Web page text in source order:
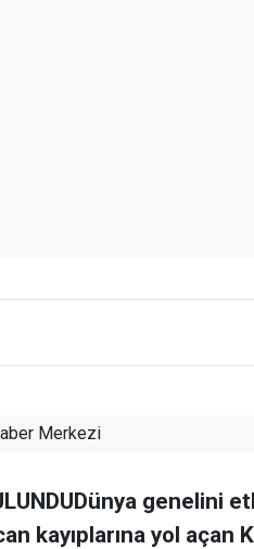
Merkezi
genelini
kayıplarına yol açan